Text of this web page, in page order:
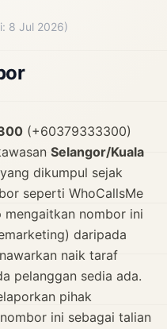
8 Jul 2026)
(+60379333300)
Selangor/Kuala
dikumpul sejak
seperti WhoCallsMe
nombor ini
daripada
naik taraf
pelanggan sedia ada.
pihak
ini sebagai talian